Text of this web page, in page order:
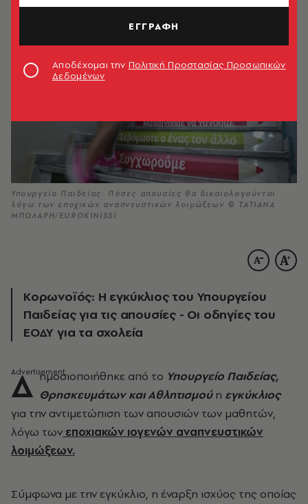
Υπουργείο Παιδείας: Πόσες απουσίες θα δικαιολογούνται
λόγω των εποχικών αναπνευστικών λοιμώξεων © ΤΑΤΙΑΝΑ
ΜΠΟΛΑΡΗ/EUROKINISSI
Κορωνοϊός: Η εγκύκλιος του Υπουργείου
Παιδείας για τις απουσίες - Οι οδηγίες του
ΕΟΔΥ για τα σχολεία
Δ ημοσιοποιήθηκε από το Υπουργείο Παιδείας,
Θρησκευμάτων και Αθλητισμού η εγκύκλιος
για την αντιμετώπιση των απουσιών των μαθητών,
λόγω των εποχιακών ιογενών αναπνευστικών
λοιμώξεων.
Σύμφωνα με την εγκύκλιο, η έναρξη ισχύος της οποίας
ΕΓΓΡΑΦΗ
Αποδέχομαι την Πολιτική Προστασίας Προσωπικών
Δεδομένων